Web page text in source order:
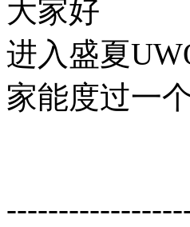
大家好
进入盛夏
家能度过一